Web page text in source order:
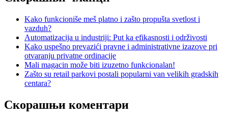
Kako funkcioniše meš platno i zašto propušta svetlost i
vazduh?
Automatizacija u industriji: Put ka efikasnosti i održivosti
Kako uspešno prevazići pravne i administrativne izazove pri
otvaranju privatne ordinacije
Mali magacin može biti izuzetno funkcionalan!
Zašto su retail parkovi postali popularni van velikih gradskih
centara?
Скорашњи коментари